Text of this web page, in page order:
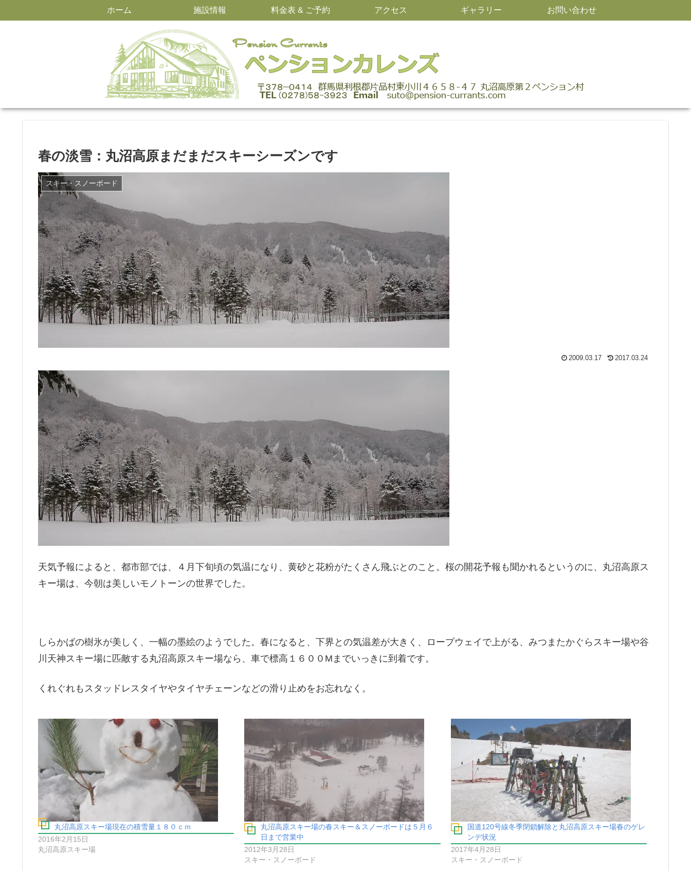
ホーム 施設情報 料金表 & ご予約 アクセス ギャラリー お問い合わせ
春の淡雪：丸沼高原まだまだスキーシーズンです
スキー・スノーボード
2009.03.17 2017.03.24
天気予報によると、都市部では、４月下旬頃の気温になり、黄砂と花粉がたくさん飛ぶとのこと。桜の開花予報も聞かれるというのに、丸沼高原ス
キー場は、今朝は美しいモノトーンの世界でした。
しらかばの樹氷が美しく、一幅の墨絵のようでした。春になると、下界との気温差が大きく、ロープウェイで上がる、みつまたかぐらスキー場や谷
川天神スキー場に匹敵する丸沼高原スキー場なら、車で標高１６００Mまでいっきに到着です。
くれぐれもスタッドレスタイヤやタイヤチェーンなどの滑り止めをお忘れなく。
丸沼高原スキー場現在の積雪量１８０ｃｍ
2016年2月15日
丸沼高原スキー場
丸沼高原スキー場の春スキー＆スノーボードは５月６
日まで営業中
2012年3月28日
スキー・スノーボード
国道120号線冬季閉鎖解除と丸沼高原スキー場春のゲレ
ンデ状況
2017年4月28日
スキー・スノーボード